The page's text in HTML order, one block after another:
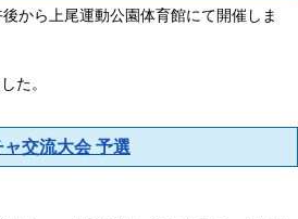
から上尾運動公園体育館にて開催しま
た。
交流大会 予選